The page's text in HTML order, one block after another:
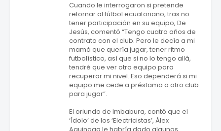
Cuando le interrogaron si pretende
retornar al fútbol ecuatoriano, tras no
tener participación en su equipo, De
Jesús, comentó “Tengo cuatro años de
contrato con el club. Pero le decía a mi
mamá que quería jugar, tener ritmo
futbolístico, así que si no lo tengo allá,
tendré que ver otro equipo para
recuperar mi nivel. Eso dependerá si mi
equipo me cede a préstamo a otro club
para jugar”.
El oriundo de Imbabura, contó que el
‘Ídolo’ de los ‘Electricistas’, Álex